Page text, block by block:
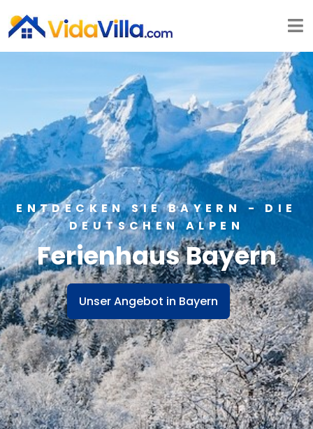
ENTDECKEN SIE BAYERN - DIE
DEUTSCHEN ALPEN
Ferienhaus Bayern​​​​​​​
Unser Angebot in Bayern